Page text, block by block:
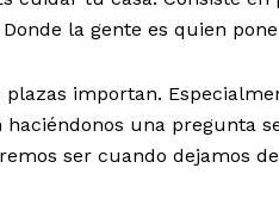
la gente es quien
plazas importan.
una pregunta
ser cuando dejamos